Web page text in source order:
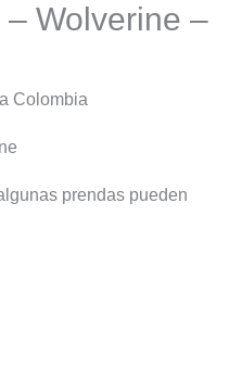
Wolverine –
Colombia
prendas pueden